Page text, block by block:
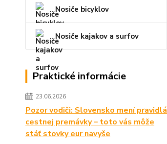
Nosiče bicyklov
Nosiče kajakov a surfov
Praktické informácie
23.06.2026
Pozor vodiči: Slovensko mení pravidlá
cestnej premávky – toto vás môže
stáť stovky eur navyše